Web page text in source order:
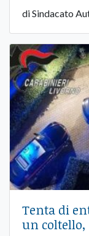
di Sindacato
Tenta di
un